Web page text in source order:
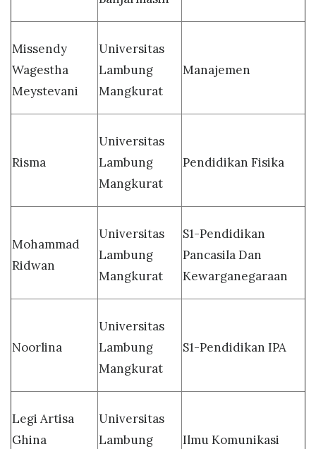
Missendy
Wagestha
Meystevani
Universitas
Lambung
Mangkurat
Manajemen
Risma
Universitas
Lambung
Mangkurat
Pendidikan Fisika
Mohammad
Ridwan
Universitas
Lambung
Mangkurat
S1-Pendidikan
Pancasila Dan
Kewarganegaraan
Noorlina
Universitas
Lambung
Mangkurat
S1-Pendidikan IPA
Legi Artisa
Ghina
Universitas
Lambung
Ilmu Komunikasi